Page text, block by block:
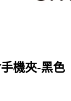
機夾-黑色